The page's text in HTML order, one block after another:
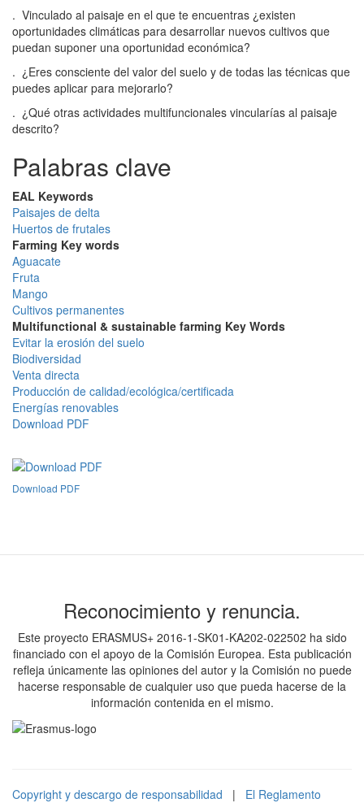
. Vinculado al paisaje en el que te encuentras ¿existen
oportunidades climáticas para desarrollar nuevos cultivos que
puedan suponer una oportunidad económica?
. ¿Eres consciente del valor del suelo y de todas las técnicas que
puedes aplicar para mejorarlo?
. ¿Qué otras actividades multifuncionales vincularías al paisaje
descrito?
Palabras clave
EAL Keywords
Paisajes de delta
Huertos de frutales
Farming Key words
Aguacate
Fruta
Mango
Cultivos permanentes
Multifunctional & sustainable farming Key Words
Evitar la erosión del suelo
Biodiversidad
Venta directa
Producción de calidad/ecológica/certificada
Energías renovables
Download PDF
Download PDF
Reconocimiento y renuncia.
Este proyecto ERASMUS+ 2016-1-SK01-KA202-022502 ha sido
financiado con el apoyo de la Comisión Europea. Esta publicación
refleja únicamente las opiniones del autor y la Comisión no puede
hacerse responsable de cualquier uso que pueda hacerse de la
información contenida en el mismo.
Copyright y descargo de responsabilidad | El Reglamento